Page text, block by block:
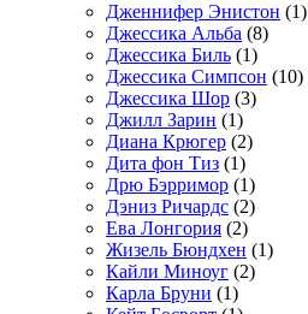
Дженнифер Энистон (1)
Джессика Альба (8)
Джессика Биль (1)
Джессика Симпсон (10)
Джессика Шор (3)
Джилл Зарин (1)
Диана Крюгер (2)
Дита фон Тиз (1)
Дрю Бэрримор (1)
Дэниз Ричардс (2)
Ева Лонгория (2)
Жизель Бюндхен (1)
Кайли Миноуг (2)
Карла Бруни (1)